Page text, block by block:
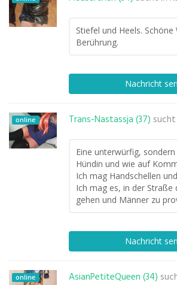
Stiefel und Heels. Schöne
Berührung.
Nachricht
online Trans-Nastassja (37)
Eine unterwürfig,
Hündin und wie auf
Ich mag Handschellen
Ich mag es, in der Straße
gehen und Männer zu
Nachricht
online AsianPetiteQueen (34)